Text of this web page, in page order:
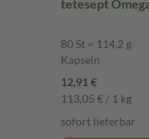
tetesept
80 St = 114,2 g
Kapseln
12,91 €
113,05 € / 1 kg
sofort lieferbar